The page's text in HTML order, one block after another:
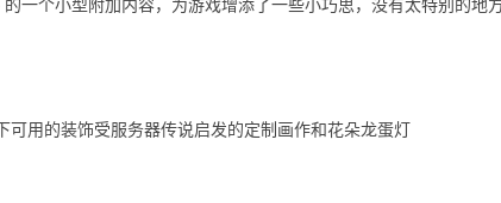
一个小型附加内容，为游戏增添了一些小巧思，没有太特别的地方
可用的装饰受服务器传说启发的定制画作和花朵龙蛋灯